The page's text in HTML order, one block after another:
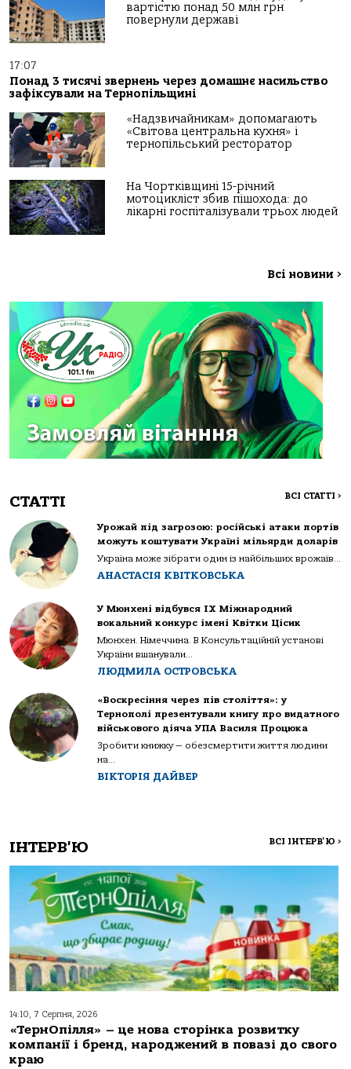
вартістю понад 50 млн грн
повернули державі
17:07
Понад 3 тисячі звернень через домашнє насильство
зафіксували на Тернопільщині
«Надзвичайникам» допомагають
«Світова центральна кухня» і
тернопільський ресторатор
На Чортківщині 15-річний
мотоцикліст збив пішохода: до
лікарні госпіталізували трьох людей
Всі новини >
СТАТТІ ВСІ СТАТТІ >
Урожай під загрозою: російські атаки портів
можуть коштувати Україні мільярди доларів
Україна може зібрати один із найбільших врожаїв...
АНАСТАСІЯ КВІТКОВСЬКА
У Мюнхені відбувся IX Міжнародний
вокальний конкурс імені Квітки Цісик
Мюнхен. Німеччина. В Консультаційній установі
України вшанували...
ЛЮДМИЛА ОСТРОВСЬКА
«Воскресіння через пів століття»: у
Тернополі презентували книгу про видатного
військового діяча УПА Василя Процюка
Зробити книжку — обезсмертити життя людини
на...
ВІКТОРІЯ ДАЙВЕР
ІНТЕРВ'Ю ВСІ ІНТЕРВ'Ю >
14:10, 7 Серпня, 2026
«ТернОпілля» – це нова сторінка розвитку
компанії і бренд, народжений в повазі до свого
краю